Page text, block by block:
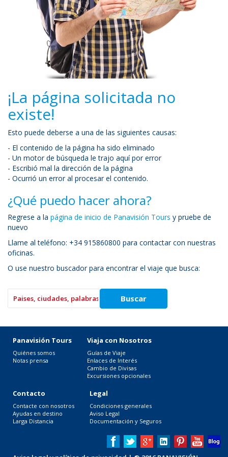
¡La página solicitada no
existe!
Esto puede deberse a una de las siguientes causas:
- El contenido de la página ha sido eliminado
- Un motor de búsqueda le trajo aquí por error
- Escribió mal la dirección de la página
- Ocurrió un error al procesar el contenido.
¿Qué puedo hacer ahora?
Regrese a la página de inicio de Panavisión Tours y pruebe de
nuevo
Llame al teléfono: +34 915860800 para contactar con nuestras
oficinas.
O use nuestro buscador para encontrar el viaje que busca:
Panavisión Tours
Quiénes somos
Notas prensa
Viaja con Nosotros
Guías de Viaje
Enlaces de Interés
Cambio de Divisas
Excursiones opcionales
Contacto
Contacte con nosotros
Ayudas en destino
Larga Distancia
Legal
Condiciones generales
Aviso Legal
Documentación y Seguros